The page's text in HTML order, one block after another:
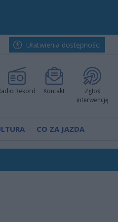
Ułatwienia dostępności
Rekord Kontakt
Zgłoś
interwencję
CO ZA JAZDA